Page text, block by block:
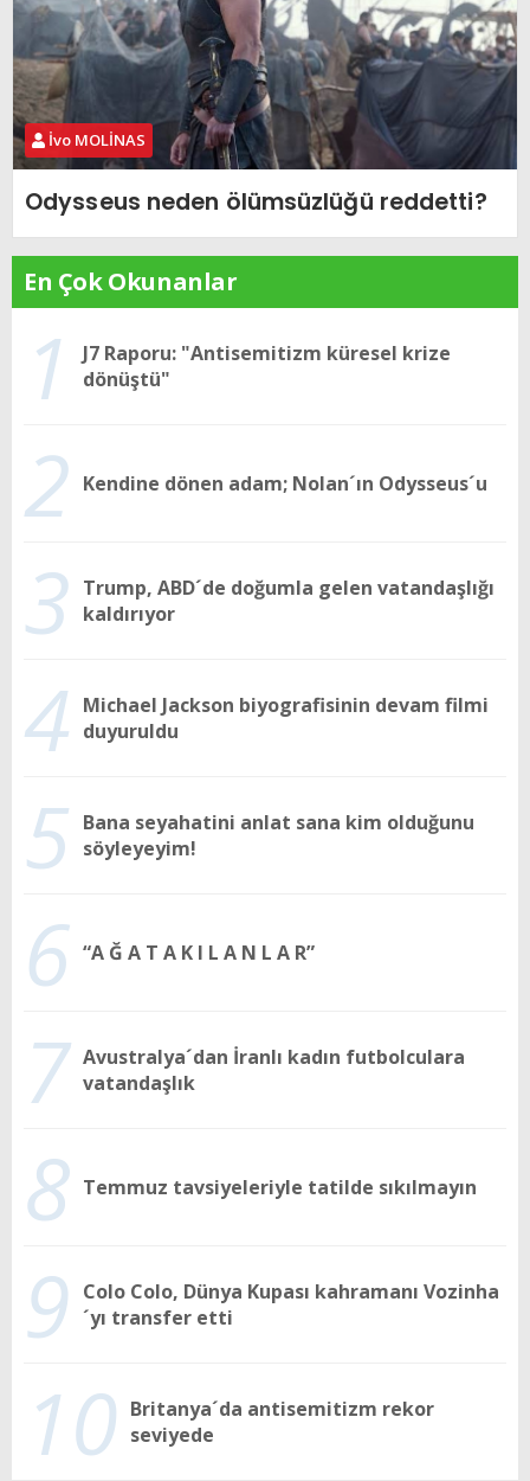
İvo MOLİNAS
Odysseus neden ölümsüzlüğü reddetti?
En Çok Okunanlar
1
J7 Raporu: "Antisemitizm küresel krize
dönüştü"
2 Kendine dönen adam; Nolan´ın Odysseus´u
3 Trump, ABD´de doğumla gelen vatandaşlığı
kaldırıyor
4 Michael Jackson biyografisinin devam filmi
duyuruldu
5 Bana seyahatini anlat sana kim olduğunu
söyleyeyim!
6 “A Ğ A T A K I L A N L A R”
7 Avustralya´dan İranlı kadın futbolculara
vatandaşlık
8 Temmuz tavsiyeleriyle tatilde sıkılmayın
9
Colo Colo, Dünya Kupası kahramanı Vozinha
´yı transfer etti
10 Britanya´da antisemitizm rekor
seviyede